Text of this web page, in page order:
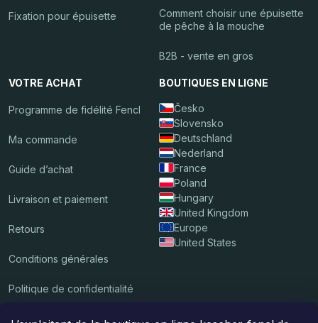
Fixation pour épuisette
Comment choisir une épuisette
de pêche à la mouche
B2B - vente en gros
VOTRE ACHAT
Programme de fidélité Fencl
Ma commande
Guide d’achat
Livraison et paiement
Retours
Conditions générales
Politique de confidentialité
BOUTIQUES EN LIGNE
Česko
Slovensko
Deutschland
Nederland
France
Poland
Hungary
United Kingdom
Europe
United States